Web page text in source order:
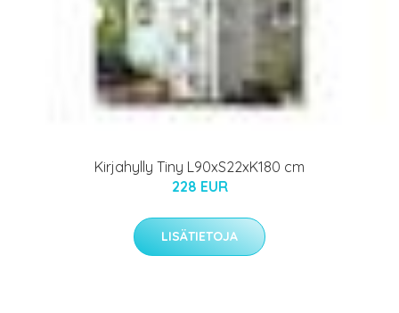
Kirjahylly Tiny L90xS22xK180 cm
228 EUR
LISÄTIETOJA